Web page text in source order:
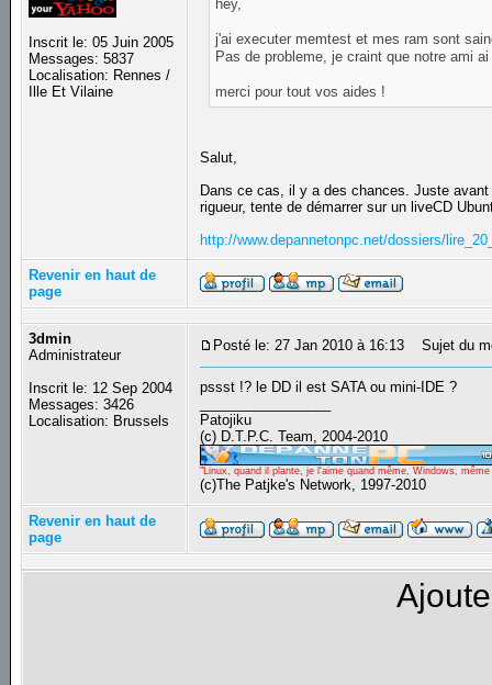
Inscrit le: 05 Juin 2005
Messages: 5837
Localisation: Rennes /
Ille Et Vilaine
hey,
j'ai executer memtest et mes ram sont
Pas de probleme, je craint que notre ami
merci pour tout vos aides !
Salut,
Dans ce cas, il y a des chances. Juste
rigueur, tente de démarrer sur un liveCD
http://www.depannetonpc.net/dossiers/
Revenir en haut de
page
3dmin
Administrateur
Inscrit le: 12 Sep 2004
Messages: 3426
Localisation: Brussels
Posté le: 27 Jan 2010 à 16:13 Sujet du
pssst !? le DD il est SATA ou mini-IDE ?
Patojiku
(c) D.T.P.C. Team, 2004-2010
"Linux, quand il plante, je l'aime quand même, Windows,
(c)The Patjke's Network, 1997-2010
Revenir en haut de
page